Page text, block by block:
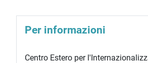
Per informazioni
Centro Estero per